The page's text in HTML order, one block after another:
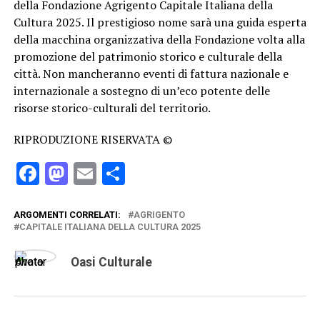
della Fondazione Agrigento Capitale Italiana della
Cultura 2025. Il prestigioso nome sarà una guida esperta
della macchina organizzativa della Fondazione volta alla
promozione del patrimonio storico e culturale della
città. Non mancheranno eventi di fattura nazionale e
internazionale a sostegno di un’eco potente delle
risorse storico-culturali del territorio.
RIPRODUZIONE RISERVATA ©
Facebook
Mastodon
EmailCondividi
ARGOMENTI CORRELATI:
AGRIGENTO
CAPITALE ITALIANA DELLA CULTURA 2025
Oasi Culturale